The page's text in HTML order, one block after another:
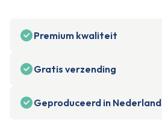
Premium kwaliteit
Gratis verzending
Geproduceerd in Nederland